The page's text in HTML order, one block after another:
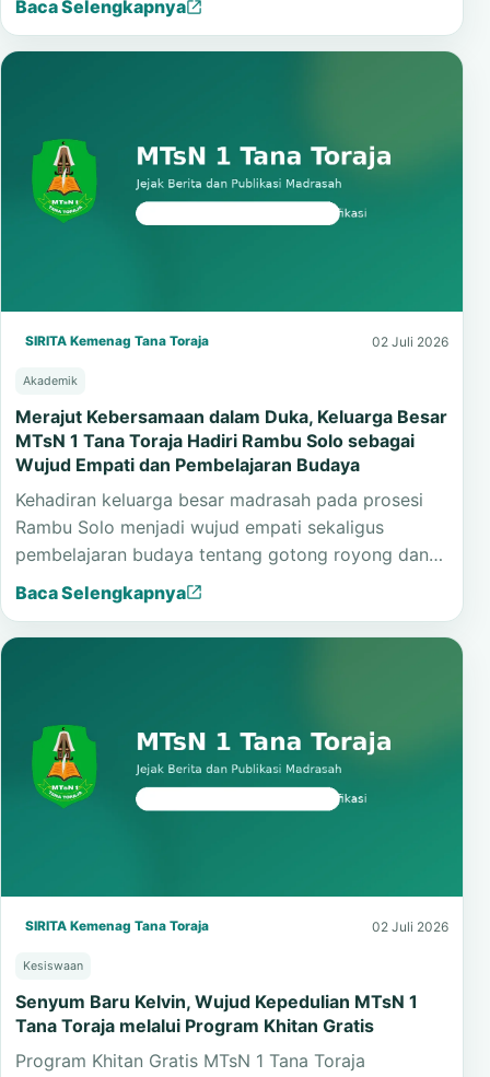
kependidikan sekaligus menyambut guru baru di
MTsN…
SIRITA Kemenag Tana Toraja 02 Juli 2026
Akademik
MTsN 1 Tana Toraja Hadiri Rambu Solo sebagai
Wujud Empati dan Pembelajaran Budaya
Kehadiran keluarga besar madrasah pada prosesi
Rambu Solo menjadi wujud empati sekaligus
pembelajaran budaya tentang gotong royong dan…
SIRITA Kemenag Tana Toraja 02 Juli 2026
Kesiswaan